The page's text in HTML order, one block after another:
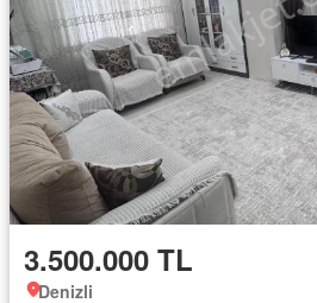
3.500.000 TL
Denizli